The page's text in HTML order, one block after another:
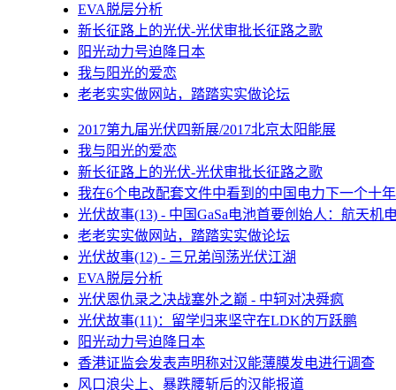
EVA脱层分析
新长征路上的光伏-光伏审批长征路之歌
阳光动力号迫降日本
我与阳光的爱恋
老老实实做网站，踏踏实实做论坛
2017第九届光伏四新展/2017北京太阳能展
我与阳光的爱恋
新长征路上的光伏-光伏审批长征路之歌
我在6个电改配套文件中看到的中国电力下一个十年
光伏故事(13) - 中国GaSa电池首要创始人：航天机
老老实实做网站，踏踏实实做论坛
光伏故事(12) - 三兄弟闯荡光伏江湖
EVA脱层分析
光伏恩仇录之决战塞外之巅 - 中轲对决舜疯
光伏故事(11)：留学归来坚守在LDK的万跃鹏
阳光动力号迫降日本
香港证监会发表声明称对汉能薄膜发电进行调查
风口浪尖上、暴跌腰斩后的汉能报道